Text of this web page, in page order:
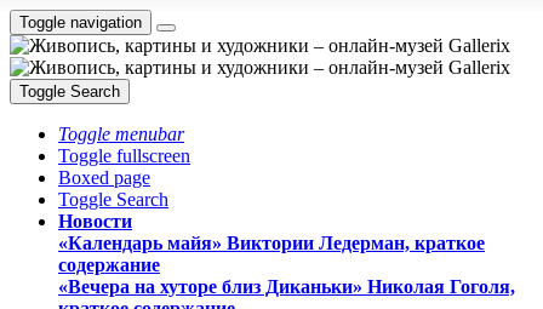
Toggle navigation
Toggle Search
Toggle menubar
Toggle fullscreen
Boxed page
Toggle Search
Новости
«Календарь майя» Виктории Ледерман, краткое
содержание
«Вечера на хуторе близ Диканьки» Николая Гоголя,